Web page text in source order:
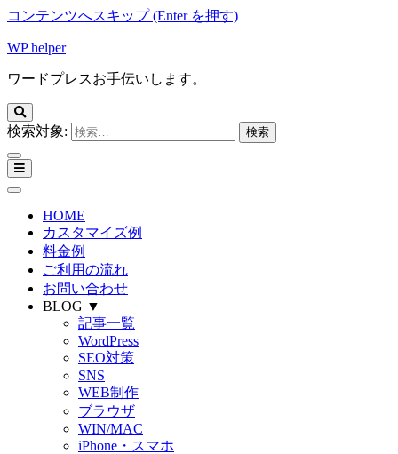
コンテンツへスキップ (Enter を押す)
WP helper
ワードプレスお手伝いします。
検索対象:
HOME
カスタマイズ例
料金例
ご利用の流れ
お問い合わせ
BLOG ▼
記事一覧
WordPress
SEO対策
SNS
WEB制作
ブラウザ
WIN/MAC
iPhone・スマホ